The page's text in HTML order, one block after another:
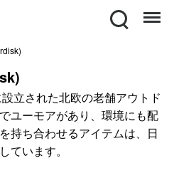
Search Menu
立された北欧の老舗アウトド
ユーモアがあり、環境にも配
持ち合わせるアイテムは、日
ています。